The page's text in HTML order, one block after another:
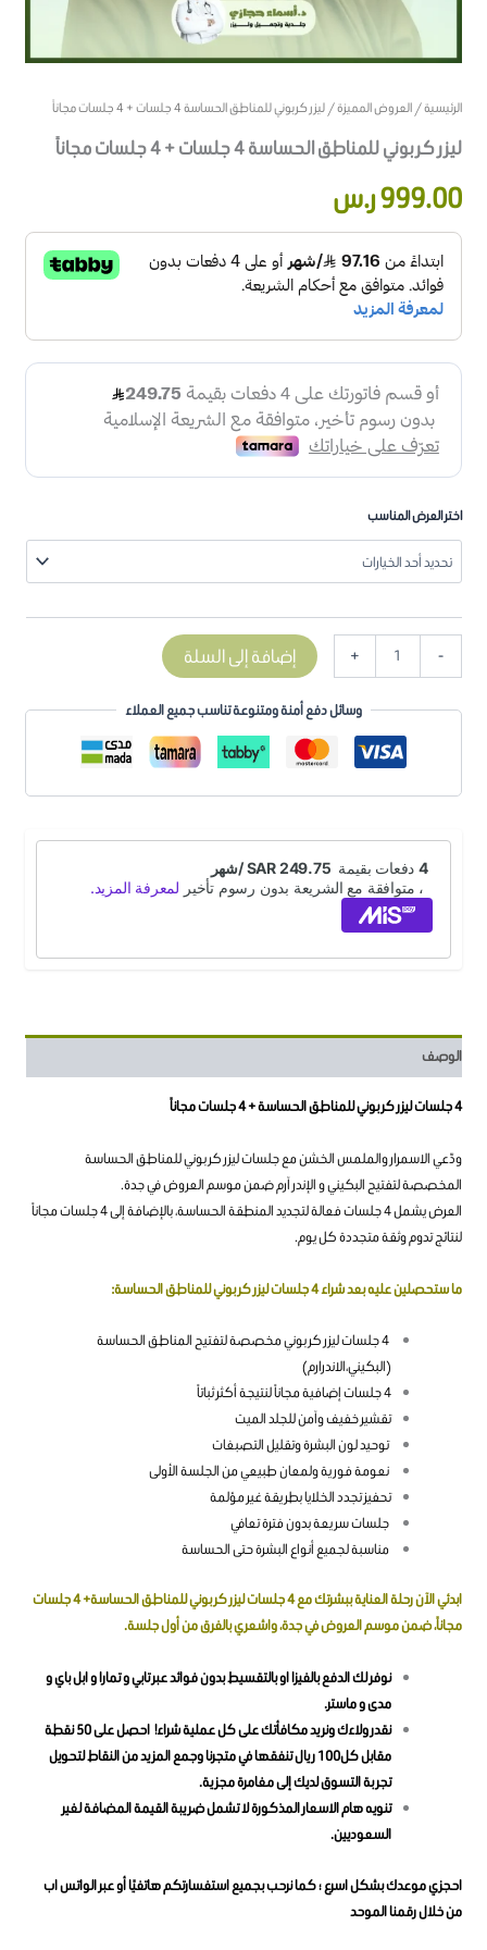
الرئيسية/العروض المميزة/ ليزر كربوني للمناطق الحساسة 4 جلسات + 4 جلسات مجاناً
ليزر كربوني للمناطق الحساسة 4 جلسات + 4 جلسات مجاناً
999.00ر.س
اختر العرض المناسب
-
+ إضافة إلى السلة
وسائل دفع أمنة ومتنوعة تناسب جميع العملاء
الوصف
4 جلسات ليزر كربوني للمناطق الحساسة + 4 جلسات مجاناً
ودّعي الاسمرار والملمس الخشن مع جلسات ليزر كربوني للمناطق الحساسة
المخصصة لتفتيح البكيني و الإندر آرم ضمن موسم العروض في جدة.
العرض يشمل 4 جلسات فعالة لتجديد المنطقة الحساسة، بالإضافة إلى 4 جلسات مجاناً
لنتائج تدوم وثقة متجددة كل يوم.
ما ستحصلين عليه بعد شراء 4 جلسات ليزر كربوني للمناطق الحساسة:
4 جلسات ليزر كربوني مخصصة لتفتيح المناطق الحساسة
(البكيني،الاندرارم)
4 جلسات إضافية مجاناً لنتيجة أكثر ثباتاً
تقشير خفيف وآمن للجلد الميت
توحيد لون البشرة وتقليل التصبغات
نعومة فورية ولمعان طبيعي من الجلسة الأولى
تحفيز تجدد الخلايا بطريقة غير مؤلمة
جلسات سريعة بدون فترة تعافي
مناسبة لجميع أنواع البشرة حتى الحساسة
ابدئي الآن رحلة العناية ببشرتك مع 4 جلسات ليزر كربوني للمناطق الحساسة+ 4 جلسات
مجاناً، ضمن موسم العروض في جدة، واشعري بالفرق من أول جلسة.
نوفر لك الدفع بالفيزا او بالتقسيط بدون فوائد عبر تابي و تمارا و ابل باي و
مدى و ماستر.
نقدر ولاءك ونريد مكافأتك على كل عملية شراء! احصل على 50 نقطة
مقابل كل100 ريال تنفقها في متجرنا وجمع المزيد من النقاط لتحويل
تجربة التسوق لديك إلى مغامرة مجزية.
تنويه هام الاسعار المذكورة لا تشمل ضريبة القيمة المضافة لغير
السعوديين.
احجزي موعدك بشكل اسرع ؛ كما نرحب بجميع استفسارتكم هاتفيًا أو عبر الواتس اب
من خلال رقمنا الموحد